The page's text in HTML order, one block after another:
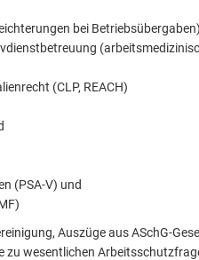
bei Betriebsübergaben)
(CLP, REACH)
(PSA-V) und
Auszüge aus ASchG-
zu wesentlichen